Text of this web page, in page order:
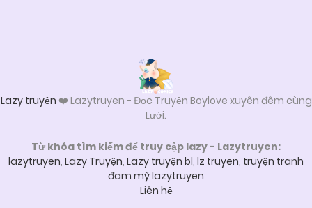
Lazy truyện ❤️ Lazytruyen - Đọc Truyện Boylove xuyên đêm cùng
Lười.
Từ khóa tìm kiếm để truy cập lazy - Lazytruyen:
lazytruyen, Lazy Truyện, Lazy truyện bl, lz truyen, truyện tranh
đam mỹ lazytruyen
Liên hệ